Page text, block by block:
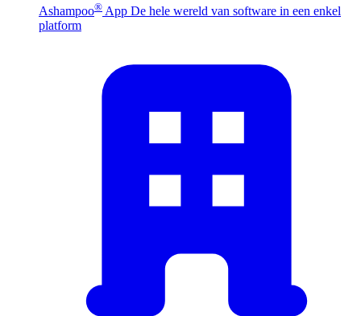
Ashampoo® App De hele wereld van software in een enkel
platform